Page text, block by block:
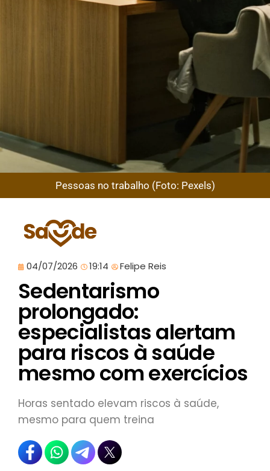
Pessoas no trabalho (Foto: Pexels)
04/07/2026 19:14 Felipe Reis
Sedentarismo
prolongado:
especialistas alertam
para riscos à saúde
mesmo com exercícios
Horas sentado elevam riscos à saúde,
mesmo para quem treina